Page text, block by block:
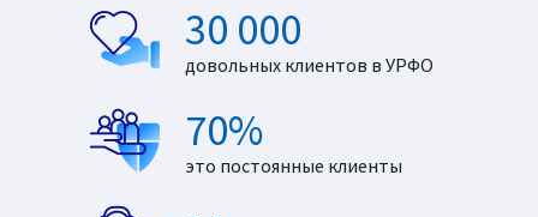
30 000
довольных клиентов в УРФО
70%
это постоянные клиенты